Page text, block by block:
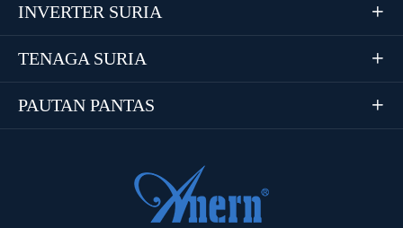
INVERTER SURIA 
TENAGA SURIA 
PAUTAN PANTAS 